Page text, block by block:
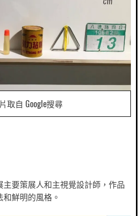
取自 Google搜尋
要策展人和主視覺設計師，作品
鮮明的風格。